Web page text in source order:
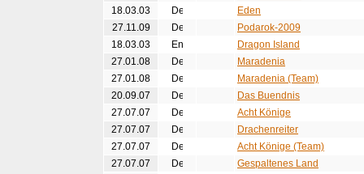
18.03.03
Eden
27.11.09
Podarok-2009
18.03.03
Dragon Island
27.01.08
Maradenia
27.01.08
Maradenia (Team)
20.09.07
Das Buendnis
27.07.07
Acht Könige
27.07.07
Drachenreiter
27.07.07
Acht Könige (Team)
27.07.07
Gespaltenes Land